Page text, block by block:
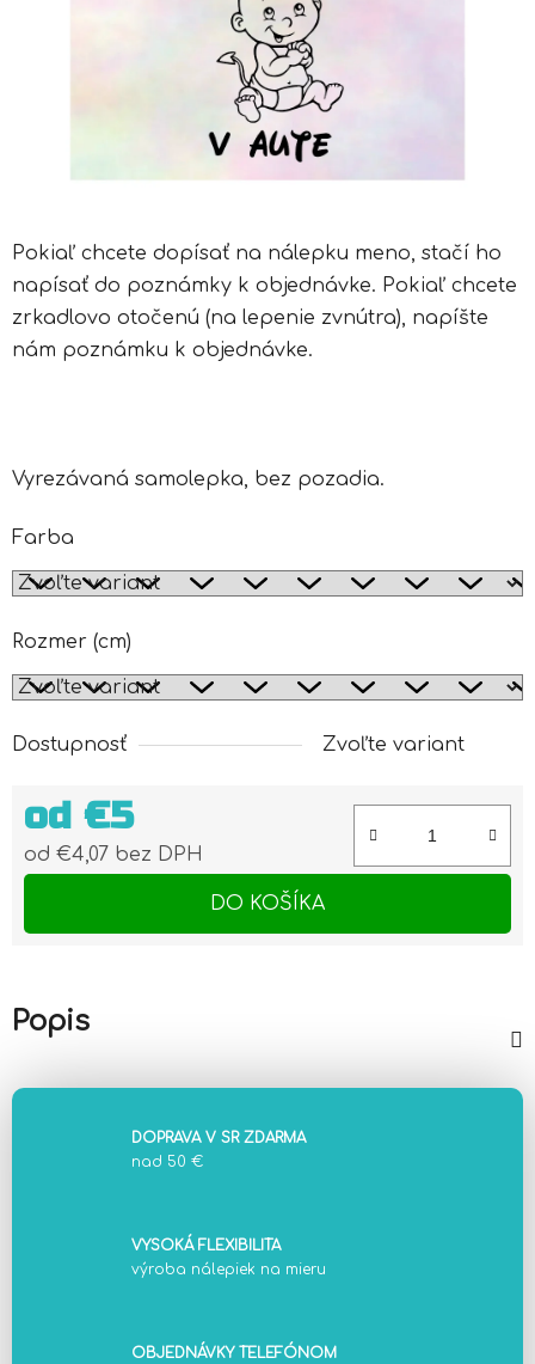
Pokiaľ chcete dopísať na nálepku meno, stačí ho
napísať do poznámky k objednávke. Pokiaľ chcete
zrkadlovo otočenú (na lepenie zvnútra), napíšte
nám poznámku k objednávke.
Vyrezávaná samolepka, bez pozadia.
Farba
Rozmer (cm)
Dostupnosť Zvoľte variant
od €5
od €4,07 bez DPH
DO KOŠÍKA
Popis
DOPRAVA V SR ZDARMA
nad 50 €
VYSOKÁ FLEXIBILITA
výroba nálepiek na mieru
OBJEDNÁVKY TELEFÓNOM